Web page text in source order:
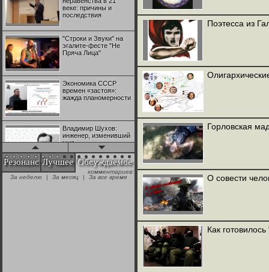
веке: причины и
последствия
"Строки и Звуки" на
эгалите-фесте "Не
Пряча Лица"
Экономика СССР
времен «застоя»:
жажда планомерности
Владимир Шухов:
инженер, изменивший
мир
"Аркадий Коц" на
эгалите-фесте "Не
Резонанс Лучшее Обсуждаемое
комментариев:
За неделю
| За месяц | За все время
Поэтесса из
Горловская
О совести
Как